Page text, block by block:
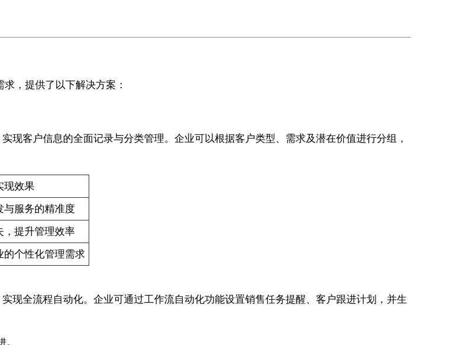
求，提供了以下解决方案：
现客户信息的全面记录与分类管理。企业可以根据客户类型、需求及潜在价值进行分组，
现效果
与服务的精准度
，提升管理效率
的个性化管理需求
现全流程自动化。企业可通过工作流自动化功能设置销售任务提醒、客户跟进计划，并生